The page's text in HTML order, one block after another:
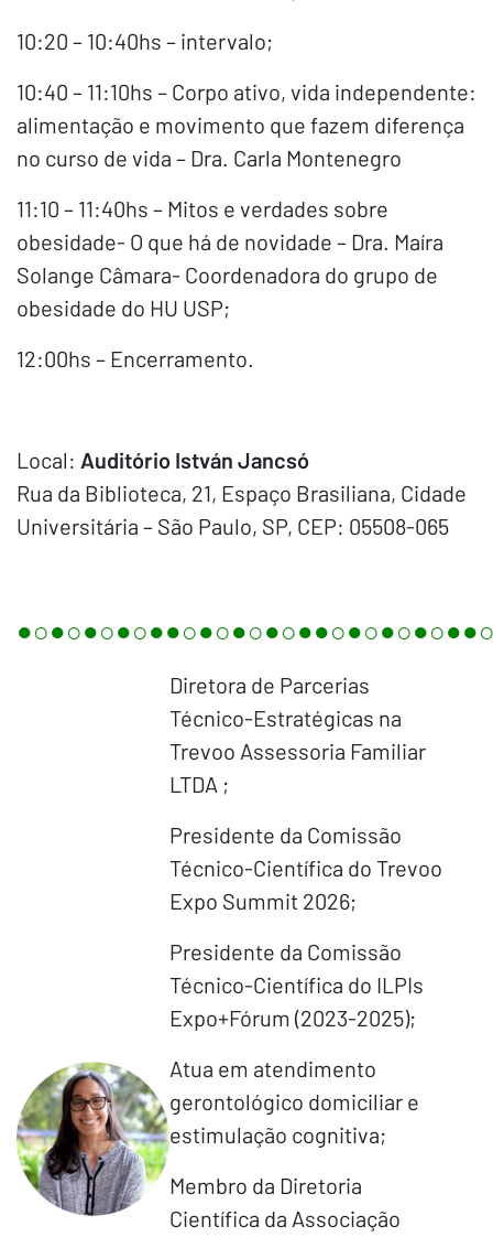
10:20 – 10:40hs – intervalo;
10:40 – 11:10hs – Corpo ativo, vida independente:
alimentação e movimento que fazem diferença
no curso de vida – Dra. Carla Montenegro
11:10 – 11:40hs – Mitos e verdades sobre
obesidade- O que há de novidade – Dra. Maíra
Solange Câmara- Coordenadora do grupo de
obesidade do HU USP;
12:00hs – Encerramento.
Local: Auditório István Jancsó
Rua da Biblioteca, 21, Espaço Brasiliana, Cidade
Universitária – São Paulo, SP, CEP: 05508-065
Diretora de Parcerias
Técnico-Estratégicas na
Trevoo Assessoria Familiar
LTDA ;
Presidente da Comissão
Técnico-Científica do Trevoo
Expo Summit 2026;
Presidente da Comissão
Técnico-Científica do ILPIs
Expo+Fórum (2023-2025);
Atua em atendimento
gerontológico domiciliar e
estimulação cognitiva;
Membro da Diretoria
Científica da Associação